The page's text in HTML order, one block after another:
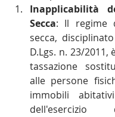
Inapplicabilità
Secca: Il regime
secca,
D.Lgs. n. 23/2011,
tassazione
alle persone
immobili